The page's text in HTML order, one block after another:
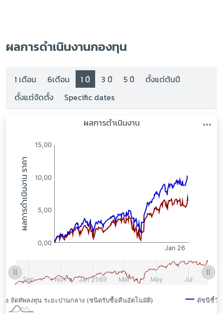
ผลการดำเนินงานกองทุน
1 เดือน 6เดือน 1 ปี 3 ปี 5 ปี
ตั้งแต่ต้นปี
ตั้งแต่จัดตั้ง
Specific dates